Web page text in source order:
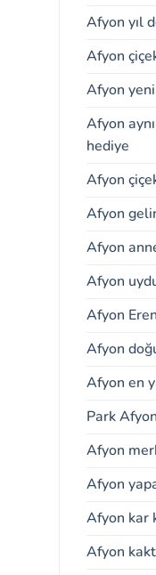
Afyon yıl
Afyon
Afyon
Afyon
hediye
Afyon
Afyon
Afyon
Afyon
Afyon
Afyon
Afyon en
Park
Afyon
Afyon
Afyon kar
Afyon